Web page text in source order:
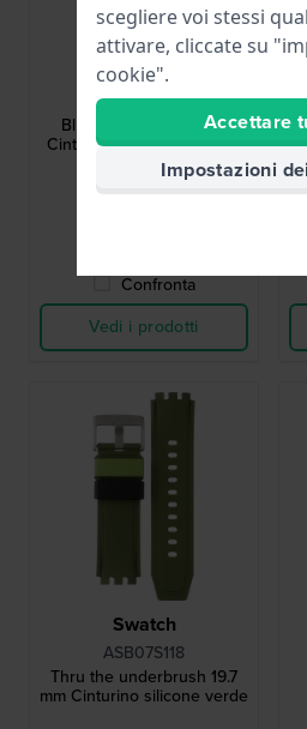
Swatch
ASO29M702
Blueberry Sky 19.7 mm
Cinturino in silicone grigio
30,00 €
Confronta
Vedi i prodotti
Swatch
ASB07S118
Thru the underbrush 19.7
mm Cinturino silicone verde
scegliere voi stessi
attivare, cliccate su
cookie".
Accettare
Impostazioni